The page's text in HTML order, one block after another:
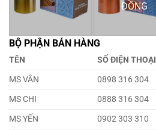
ĐỒNG
BỘ PHẬN BÁN HÀNG
TÊN SỐ ĐIỆN THOẠI
MS VÂN
0898 316 304
MS CHI
0888 316 304
MS YẾN
0902 303 310